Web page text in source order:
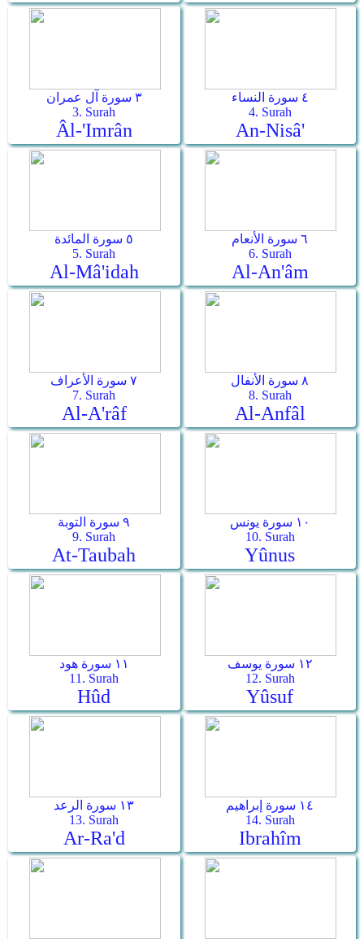
٣ سورة آل عمران
3. Surah
Âl-'Imrân
٤ سورة النساء
4. Surah
An-Nisâ'
٥ سورة المائدة
5. Surah
Al-Mâ'idah
٦ سورة الأنعام
6. Surah
Al-An'âm
٧ سورة الأعراف
7. Surah
Al-A'râf
٨ سورة الأنفال
8. Surah
Al-Anfâl
٩ سورة التوبة
9. Surah
At-Taubah
١٠ سورة يونس
10. Surah
Yûnus
١١ سورة هود
11. Surah
Hûd
١٢ سورة يوسف
12. Surah
Yûsuf
١٣ سورة الرعد
13. Surah
Ar-Ra'd
١٤ سورة إبراهيم
14. Surah
Ibrahîm